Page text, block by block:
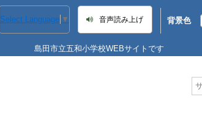
Select Language ▼ 音声読み上げ 背景色
島田市立五和小学校WEBサイトです